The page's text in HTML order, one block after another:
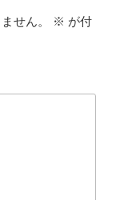
せん。 ※ が付